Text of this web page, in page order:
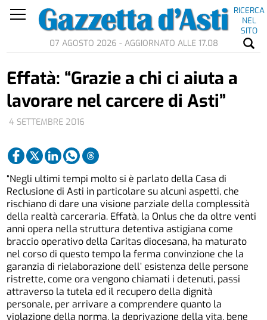
RICERCA
NEL
SITO
07 AGOSTO 2026 - AGGIORNATO ALLE 17.08
4 SETTEMBRE 2016
Effatà: “Grazie a chi ci aiuta a
lavorare nel carcere di Asti”
“Negli ultimi tempi molto si è parlato della Casa di
Reclusione di Asti in particolare su alcuni aspetti, che
rischiano di dare una visione parziale della complessità
della realtà carceraria. Effatà, la Onlus che da oltre venti
anni opera nella struttura detentiva astigiana come
braccio operativo della Caritas diocesana, ha maturato
nel corso di questo tempo la ferma convinzione che la
garanzia di rielaborazione dell’ esistenza delle persone
ristrette, come ora vengono chiamati i detenuti, passi
attraverso la tutela ed il recupero della dignità
personale, per arrivare a comprendere quanto la
violazione della norma, la deprivazione della vita, bene